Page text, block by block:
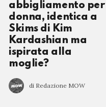
abbigliamento per
donna, identica a
Skims di Kim
Kardashian ma
ispirata alla
moglie?
di Redazione MOW